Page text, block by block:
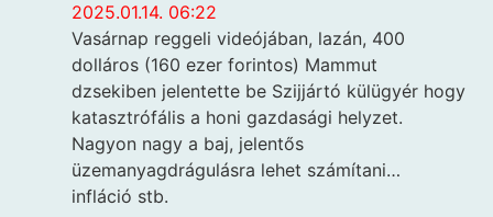
2025.01.14. 06:22
Vasárnap reggeli videójában, lazán, 400
dolláros (160 ezer forintos) Mammut
dzsekiben jelentette be Szijjártó külügyér hogy
katasztrófális a honi gazdasági helyzet.
Nagyon nagy a baj, jelentős
üzemanyagdrágulásra lehet számítani…
infláció stb.